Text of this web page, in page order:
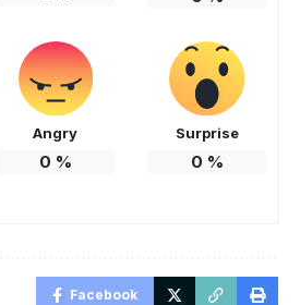
Angry
0 %
Surprise
0 %
Facebook